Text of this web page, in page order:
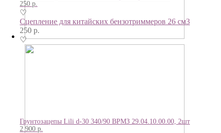
250 р.
♡
Сцепление для китайских бензотриммеров 26 см3
250 р.
♡
Грунтозацепы Lili d-30 340/90 ВРМЗ 29.04.10.00.00, 2шт
2 900 р.